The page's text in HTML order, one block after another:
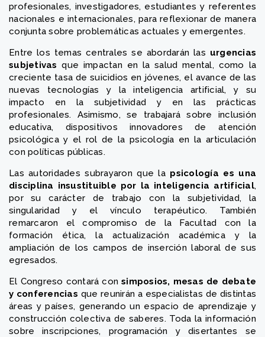
profesionales, investigadores, estudiantes y referentes
nacionales e internacionales, para reflexionar de manera
conjunta sobre problemáticas actuales y emergentes.
Entre los temas centrales se abordarán las urgencias
subjetivas que impactan en la salud mental, como la
creciente tasa de suicidios en jóvenes, el avance de las
nuevas tecnologías y la inteligencia artificial, y su
impacto en la subjetividad y en las prácticas
profesionales. Asimismo, se trabajará sobre inclusión
educativa, dispositivos innovadores de atención
psicológica y el rol de la psicología en la articulación
con políticas públicas.
Las autoridades subrayaron que la psicología es una
disciplina insustituible por la inteligencia artificial,
por su carácter de trabajo con la subjetividad, la
singularidad y el vínculo terapéutico. También
remarcaron el compromiso de la Facultad con la
formación ética, la actualización académica y la
ampliación de los campos de inserción laboral de sus
egresados.
El Congreso contará consimposios, mesas de debate
y conferencias que reunirán a especialistas de distintas
áreas y países, generando un espacio de aprendizaje y
construcción colectiva de saberes. Toda la información
sobre inscripciones, programación y disertantes se